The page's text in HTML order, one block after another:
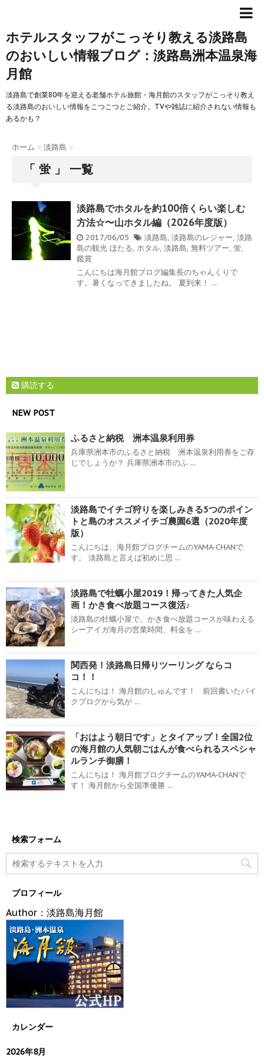
ホテルスタッフがこっそり教える淡路島
のおいしい情報ブログ：淡路島洲本温泉海
月館
淡路島で創業80年を迎える老舗ホテル旅館・海月館のスタッフがこっそり教え
る淡路島のおいしい情報をこつこつとご紹介。TVや雑誌に紹介されない情報も
あるかも？
ホーム > 淡路島 >
「 蛍 」 一覧
淡路島でホタルを約100倍くらい楽しむ
方法☆〜山ホタル編（2026年度版）
2017/06/05 淡路島, 淡路島のレジャー, 淡路
島の観光 ほたる, ホタル, 淡路島, 無料ツアー, 蛍,
鑑賞
こんにちは海月館ブログ編集長のちゃんくりで
す。暑くなってきましたね。 夏到来！ ...
購読する
NEW POST
ふるさと納税 洲本温泉利用券
兵庫県洲本市のふるさと納税 洲本温泉利用券をご存
じでしょうか？ 兵庫県洲本市のふ ...
淡路島でイチゴ狩りを楽しみきる5つのポイン
トと島のオススメイチゴ農園6選（2020年度
版）
こんにちは、海月館ブログチームのYAMA-CHANで
す。 淡路島と言えば初めに思 ...
淡路島で牡蠣小屋2019！帰ってきた人気企
画！かき食べ放題コース復活♪
淡路島の牡蠣小屋で、かき食べ放題コースが味わえる
シーアイガ海月の営業時間、料金を ...
関西発！淡路島日帰りツーリング ならコ
コ！！
こんにちは！ 海月館のしゅんです！ 前回書いたバイ
クブログから気が ...
「おはよう朝日です」とタイアップ！全国2位
の海月館の人気朝ごはんが食べられるスペシャ
ルランチ御膳！
こんにちは！ 海月館ブログチームのYAMA-CHANで
す！ 海月館から全国準優勝 ...
検索フォーム
プロフィール
Author：淡路島海月館
カレンダー
2026年8月